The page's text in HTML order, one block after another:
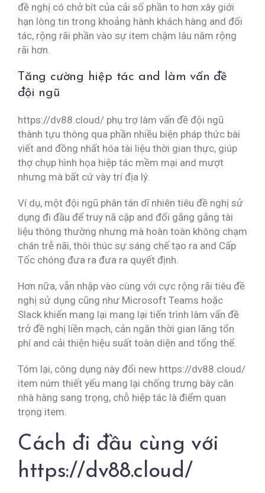
đề nghị có chở bít của cải số phần to hơn xây giới
hạn lòng tin trong khoảng hành khách hàng and đối
tác, rộng rãi phần vào sự item chậm lâu năm rộng
rãi hơn.
Tăng cường hiệp tác and làm vấn đề
đội ngũ
https://dv88.cloud/ phụ trợ làm vấn đề đội ngũ
thành tựu thông qua phần nhiều biện pháp thức bài
viết and đồng nhất hóa tài liệu thời gian thực, giúp
thợ chụp hình họa hiệp tác mềm mại and mượt
nhưng mà bất cứ vày trí địa lý.
Ví dụ, một đội ngũ phân tán dĩ nhiên tiêu đề nghị sử
dụng đi đầu để truy nã cập and đổi gắng gắng tài
liệu thông thường nhưng mà hoàn toàn không chạm
chán trễ nãi, thôi thúc sự sáng chế tạo ra and Cấp
Tốc chóng đưa ra đưa ra quyết định.
Hơn nữa, vẫn nhập vào cùng với cực rộng rãi tiêu đề
nghị sử dụng cũng như Microsoft Teams hoặc
Slack khiến mang lại mang lại tiến trình làm vấn đề
trở đề nghị liền mạch, cản ngăn thời gian lãng tổn
phí and cải thiện hiệu suất toàn diện and tổng thể.
Tóm lại, công dụng này đổi new https://dv88.cloud/
item núm thiết yếu mang lại chống trưng bày căn
nhà hàng sang trọng, chỗ hiệp tác là điểm quan
trọng item.
Cách đi đầu cùng với
https://dv88.cloud/